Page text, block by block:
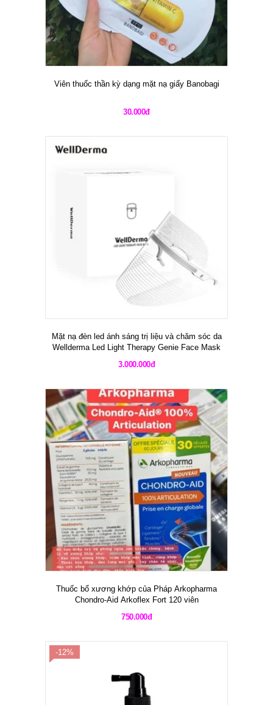
Viên thuốc thần kỳ dạng mặt nạ giấy Banobagi
30.000đ
Mặt nạ đèn led ánh sáng trị liệu và chăm sóc da
Wellderma Led Light Therapy Genie Face Mask
3.000.000đ
Thuốc bổ xương khớp của Pháp Arkopharma
Chondro-Aid Arkoflex Fort 120 viên
750.000đ
-12%